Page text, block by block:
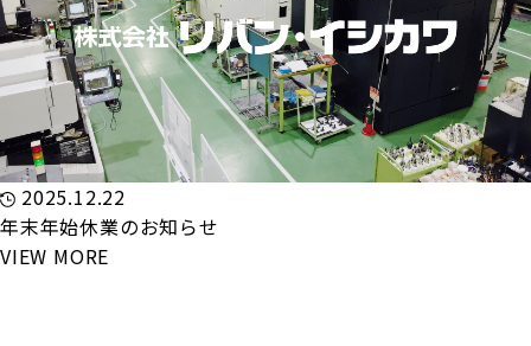
2025.12.22
年末年始休業のお知らせ
VIEW MORE